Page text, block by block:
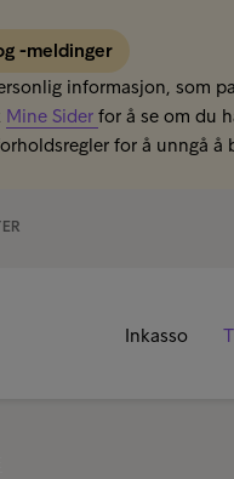
-meldinger
informasjon, som
Mine Sider for å se om du
for å unngå å
Inkasso